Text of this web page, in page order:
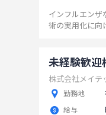
インフルエン
術の実用化に
価 ※感染症検
囲：なし...
未経験歓
株式会社メイテ
勤務地
給与